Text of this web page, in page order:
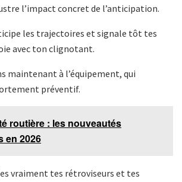
l’impact concret de l’anticipation.
les trajectoires et signale tôt tes
avec ton clignotant.
maintenant à l’équipement, qui
préventif.
routière : les nouveautés
en 2026
vraiment tes rétroviseurs et tes